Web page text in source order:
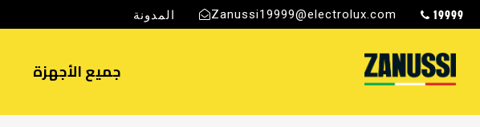
19999
Zanussi19999@electrolux.com المدونة
جميع الأجهزة